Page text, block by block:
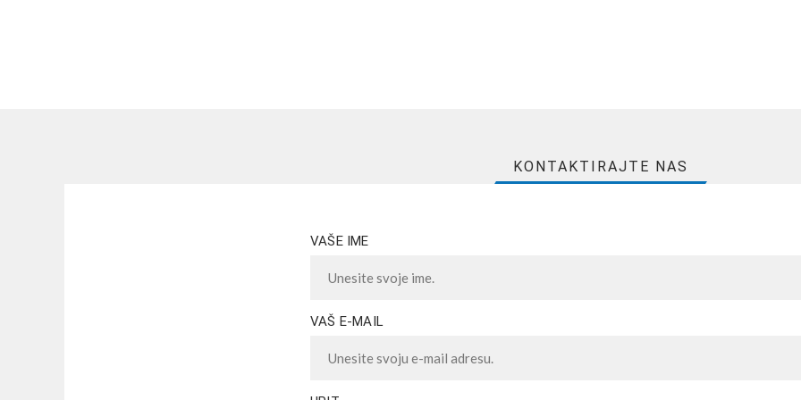
KONTAKTIRAJTE NAS
VAŠE IME
VAŠ E-MAIL